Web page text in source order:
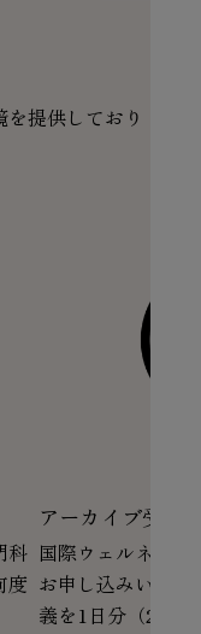
提供しており
科
度
アーカイブ受講
国際ウェルネス
お申し込みいた
義を1日分（